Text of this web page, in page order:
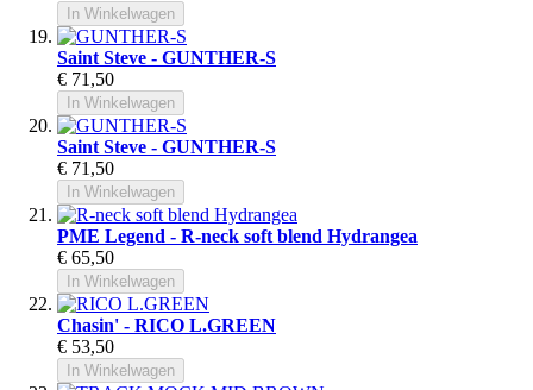
In Winkelwagen
Saint Steve - GUNTHER-S
€ 71,50
In Winkelwagen
Saint Steve - GUNTHER-S
€ 71,50
In Winkelwagen
PME Legend - R-neck soft blend Hydrangea
€ 65,50
In Winkelwagen
Chasin' - RICO L.GREEN
€ 53,50
In Winkelwagen